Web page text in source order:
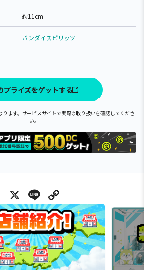
約11cm
バンダイスピリッツ
プライズをゲットする
ます。サービスサイトで実際の取り扱いを確認してくださ
い。
X Line